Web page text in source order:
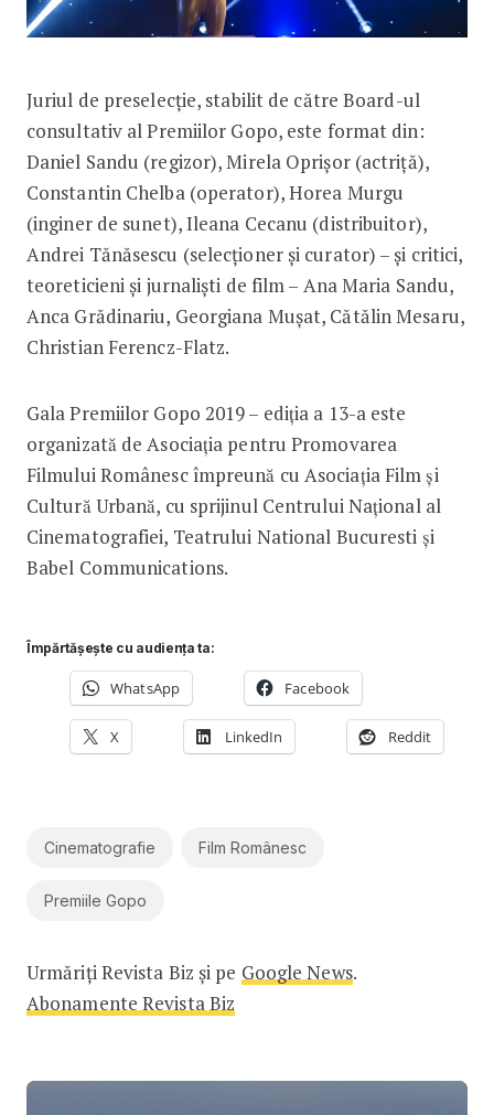
Juriul de preselecție, stabilit de către Board-ul
consultativ al Premiilor Gopo, este format din:
Daniel Sandu (regizor), Mirela Oprișor (actriță),
Constantin Chelba (operator), Horea Murgu
(inginer de sunet), Ileana Cecanu (distribuitor),
Andrei Tănăsescu (selecționer și curator) – și critici,
teoreticieni și jurnaliști de film – Ana Maria Sandu,
Anca Grădinariu, Georgiana Mușat, Cătălin Mesaru,
Christian Ferencz-Flatz.
Gala Premiilor Gopo 2019 – ediția a 13-a este
organizată de Asociaţia pentru Promovarea
Filmului Românesc împreună cu Asociația Film și
Cultură Urbană, cu sprijinul Centrului Naţional al
Cinematografiei, Teatrului National Bucuresti și
Babel Communications.
Împărtășește cu audiența ta:
WhatsApp Facebook
X LinkedIn Reddit
Cinematografie Film Românesc
Premiile Gopo
Urmăriți Revista Biz și pe Google News.
Abonamente Revista Biz